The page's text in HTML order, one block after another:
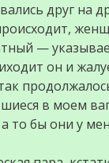
друг на
—
он и
в моем
то бы они у